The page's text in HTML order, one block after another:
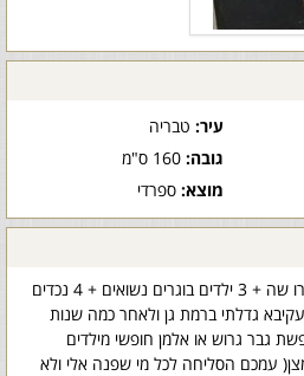
עיר:טבריה
גובה:160 ס"מ
מוצא:ספרדי
היי שמי רחלי ואני אישה בת 56גרו שה + 3 ילדים בוגרים נשואים + 4 נכדים
גדלתי ברמת גן ולאחר כמה שנות
גבר גרוש או אלמן חופשי מילדים
עמכם הסליחה לכל מי שפנה אלי ולא